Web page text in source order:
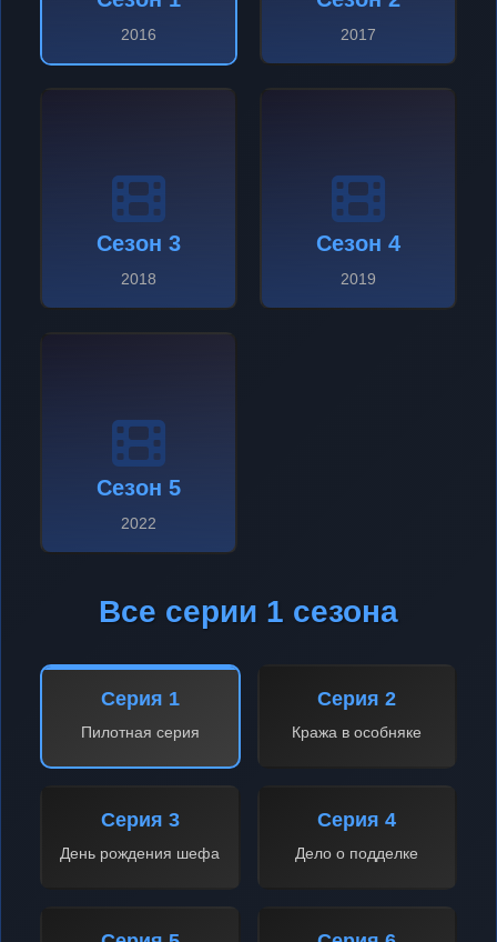
2016 2017
Сезон 3
2018
Сезон 4
2019
Сезон 5
2022
Все серии 1 сезона
Серия 1
Пилотная серия
Серия 2
Кража в особняке
Серия 3
День рождения шефа
Серия 4
Дело о подделке